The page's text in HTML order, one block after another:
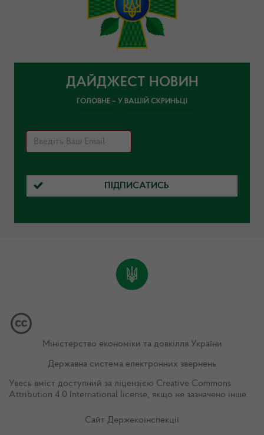
ДАЙДЖЕСТ НОВИН
ГОЛОВНЕ – У ВАШІЙ СКРИНЬЦІ
ПІДПИСАТИСЬ
Міністерство економіки та довкілля України
Державна система електронних звернень
Увесь вміст доступний за ліцензією Creative Commons
Attribution 4.0 International license, якщо не зазначено інше.
Сайт Держекоінспекції